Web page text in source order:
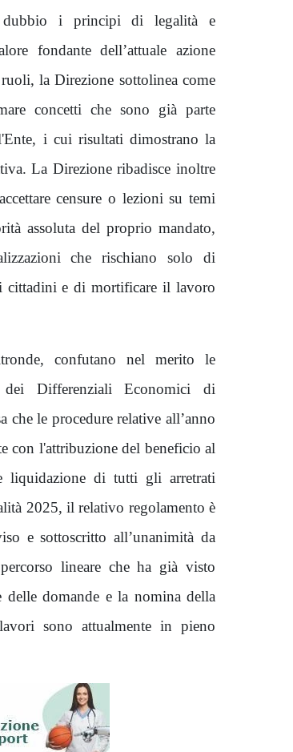
dubbio i principi di legalità e
fondante dell’attuale azione
la Direzione sottolinea come
concetti che sono già parte
i cui risultati dimostrano la
La Direzione ribadisce inoltre
censure o lezioni su temi
assoluta del proprio mandato,
che rischiano solo di
cittadini e di mortificare il lavoro
confutano nel merito le
dei Differenziali Economici di
che le procedure relative all’anno
con l'attribuzione del beneficio al
liquidazione di tutti gli arretrati
2025, il relativo regolamento è
e sottoscritto all’unanimità da
lineare che ha già visto
delle domande e la nomina della
sono attualmente in pieno